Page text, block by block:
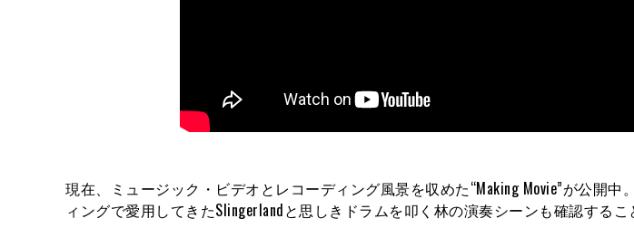
現在、ミュージック・ビデオとレコーディング風景を収めた“Making Movie”が公開中
ィングで愛用してきたSlingerlandと思しきドラムを叩く林の演奏シーンも確認するこ